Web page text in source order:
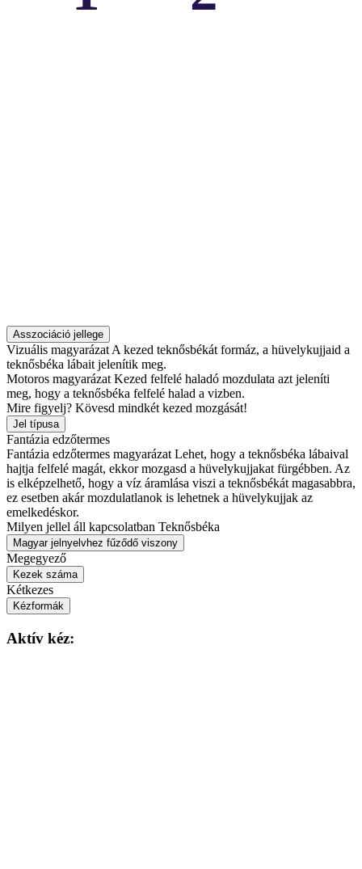
Asszociáció jellege
Vizuális magyarázat A kezed teknősbékát formáz, a hüvelykujjaid a
teknősbéka lábait jelenítik meg.
Motoros magyarázat Kezed felfelé haladó mozdulata azt jeleníti
meg, hogy a teknősbéka felfelé halad a vizben.
Mire figyelj? Kövesd mindkét kezed mozgását!
Jel típusa
Fantázia edzőtermes
Fantázia edzőtermes magyarázat Lehet, hogy a teknősbéka lábaival
hajtja felfelé magát, ekkor mozgasd a hüvelykujjakat fürgébben. Az
is elképzelhető, hogy a víz áramlása viszi a teknősbékát magasabbra,
ez esetben akár mozdulatlanok is lehetnek a hüvelykujjak az
emelkedéskor.
Milyen jellel áll kapcsolatban Teknősbéka
Magyar jelnyelvhez fűződő viszony
Megegyező
Kezek száma
Kétkezes
Kézformák
Aktív kéz: